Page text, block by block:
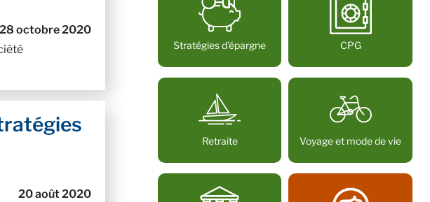
28 octobre 2020
20 août 2020
Stratégies d’épargne CPG
Retraite Voyage et mode de vie